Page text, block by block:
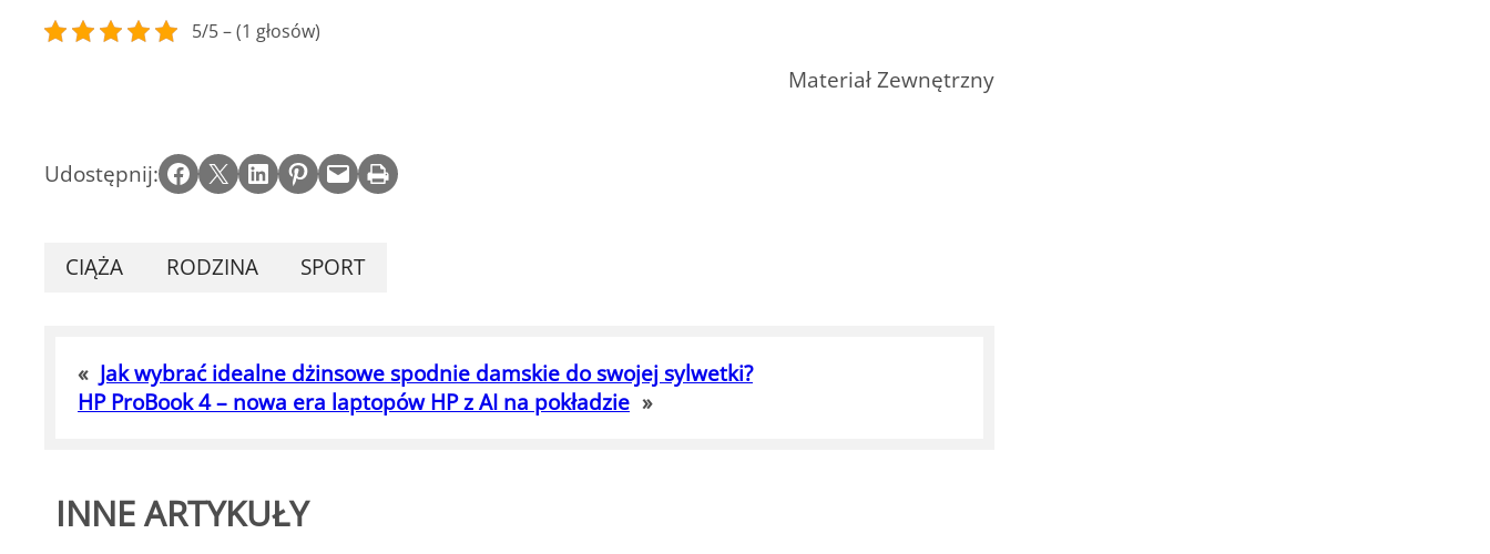
5/5 – (1 głosów)
Materiał Zewnętrzny
Udostępnij: Share on Facebook Email this Page Share on LinkedIn Share on Pinterest Email this Page Print this Page
CIĄŻA RODZINA SPORT
« Jak wybrać idealne dżinsowe spodnie damskie do swojej sylwetki?
HP ProBook 4 – nowa era laptopów HP z AI na pokładzie »
INNE ARTYKUŁY